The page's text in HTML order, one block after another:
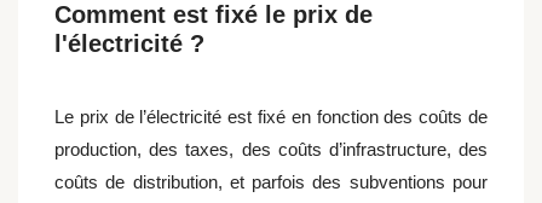
Comment est fixé le prix de
l'électricité ?
Le prix de l’électricité est fixé en fonction des coûts de
production, des taxes, des coûts d’infrastructure, des
coûts de distribution, et parfois des subventions pour